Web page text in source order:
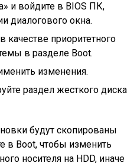
и войдите в BIOS ПК,
диалогового окна.
качестве приоритетного
в разделе Boot.
изменения.
раздел жесткого диска
будут скопированы
в Boot, чтобы изменить
носителя на HDD, иначе